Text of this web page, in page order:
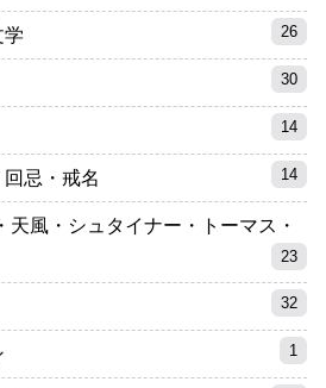
学 26
30
14
忌・戒名 14
天風・シュタイナー・トーマス・
23
32
1